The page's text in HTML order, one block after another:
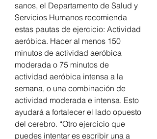
sanos, el Departamento de Salud y
Servicios Humanos recomienda
estas pautas de ejercicio: Actividad
aeróbica. Hacer al menos 150
minutos de actividad aeróbica
moderada o 75 minutos de
actividad aeróbica intensa a la
semana, o una combinación de
actividad moderada e intensa. Esto
ayudará a fortalecer el lado opuesto
del cerebro. “Otro ejercicio que
puedes intentar es escribir una a